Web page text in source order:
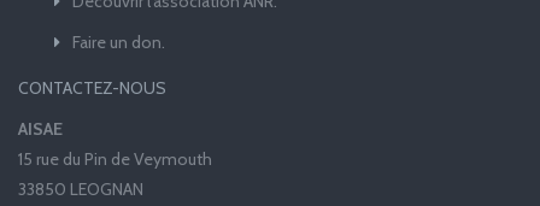
Faire un don.
CONTACTEZ-NOUS
AISAE
15 rue du Pin de Veymouth
33850 LEOGNAN